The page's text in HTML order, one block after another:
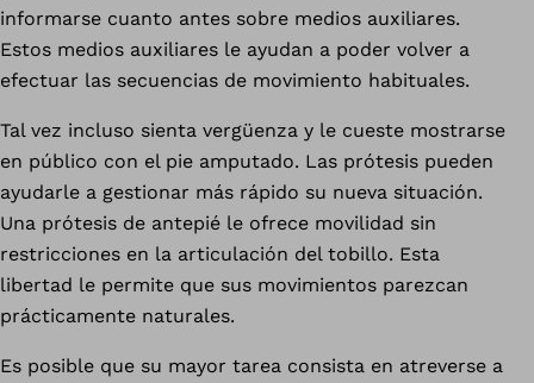
informarse cuanto antes sobre medios auxiliares.
Estos medios auxiliares le ayudan a poder volver a
efectuar las secuencias de movimiento habituales.
Tal vez incluso sienta vergüenza y le cueste mostrarse
en público con el pie amputado. Las prótesis pueden
ayudarle a gestionar más rápido su nueva situación.
Una prótesis de antepié le ofrece movilidad sin
restricciones en la articulación del tobillo. Esta
libertad le permite que sus movimientos parezcan
prácticamente naturales.
Es posible que su mayor tarea consista en atreverse a